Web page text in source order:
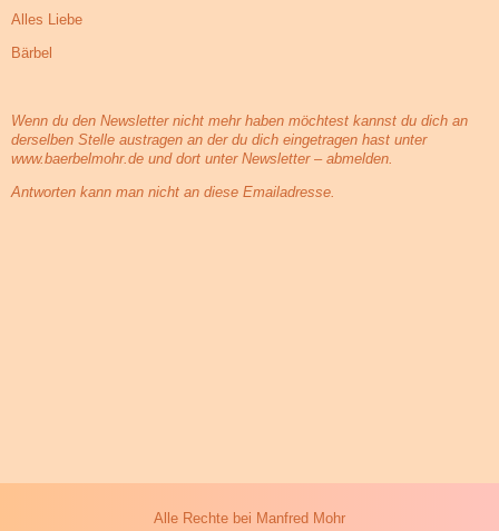
Alles Liebe
Bärbel
Wenn du den Newsletter nicht mehr haben möchtest kannst du dich an
derselben Stelle austragen an der du dich eingetragen hast unter
www.baerbelmohr.de und dort unter Newsletter – abmelden.
Antworten kann man nicht an diese Emailadresse.
Alle Rechte bei Manfred Mohr